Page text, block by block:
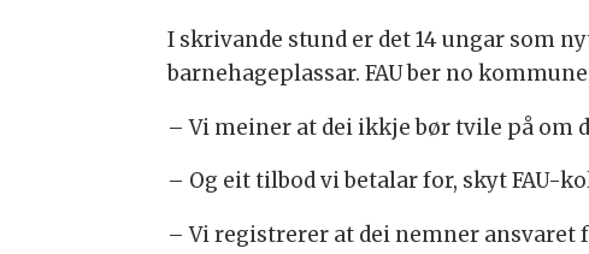
I skrivande stund er det 14 ungar som
barnehageplassar. FAU ber no
– Vi meiner at dei ikkje bør tvile på om
– Og eit tilbod vi betalar for, skyt FAU-
– Vi registrerer at dei nemner